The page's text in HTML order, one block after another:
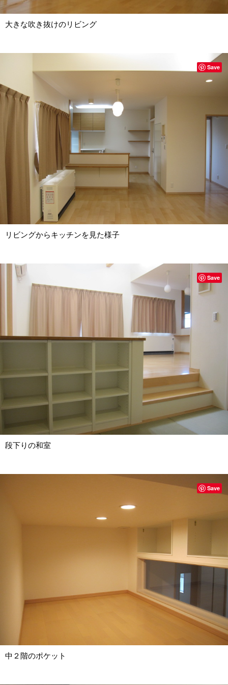
大きな吹き抜けのリビング
リビングからキッチンを見た様子
Save
段下りの和室
Save
中２階のポケット
Save